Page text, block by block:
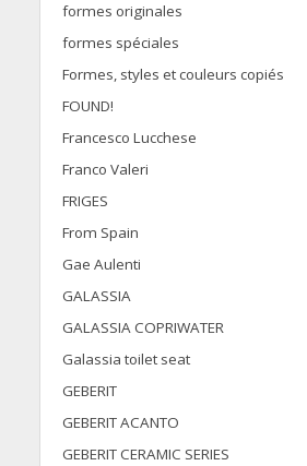
formes originales
formes spéciales
Formes, styles et couleurs copiés
FOUND!
Francesco Lucchese
Franco Valeri
FRIGES
From Spain
Gae Aulenti
GALASSIA
GALASSIA COPRIWATER
Galassia toilet seat
GEBERIT
GEBERIT ACANTO
GEBERIT CERAMIC SERIES